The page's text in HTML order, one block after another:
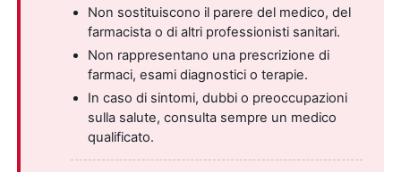
Non sostituiscono il parere del medico, del
farmacista o di altri professionisti sanitari.
Non rappresentano una prescrizione di
farmaci, esami diagnostici o terapie.
In caso di sintomi, dubbi o preoccupazioni
sulla salute, consulta sempre un medico
qualificato.